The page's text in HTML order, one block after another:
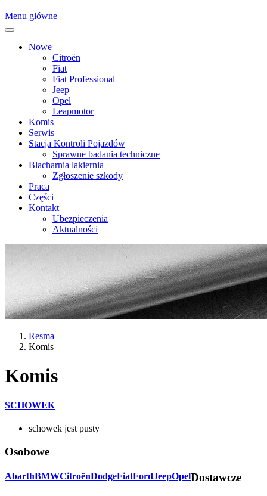
Menu główne
Nowe
Citroën
Fiat
Fiat Professional
Jeep
Opel
Leapmotor
Komis
Serwis
Stacja Kontroli Pojazdów
Sprawne badania techniczne
Blacharnia lakiernia
Zgłoszenie szkody
Praca
Części
Kontakt
Ubezpieczenia
Aktualności
Resma
Komis
Komis
SCHOWEK
schowek jest pusty
Osobowe
AbarthBMWCitroënDodgeFiatFordJeepOpelDostawcze